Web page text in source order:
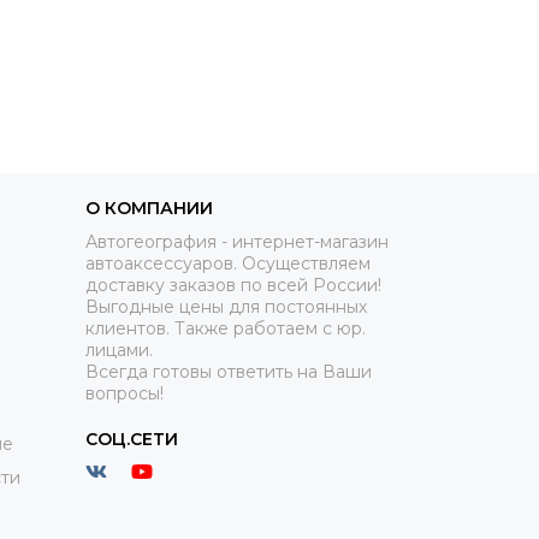
в два раза легче резины. Однако,
сторона у таких ковриков более
временем полиуретановые коврики
и характеристикам вторые
так как считаем такую экономию
О КОМПАНИИ
Автогеография - интернет-магазин
автоаксессуаров. Осуществляем
доставку заказов по всей России!
Выгодные цены для постоянных
клиентов. Также работаем с юр.
лицами.
Всегда готовы ответить на Ваши
вопросы!
СОЦ.СЕТИ